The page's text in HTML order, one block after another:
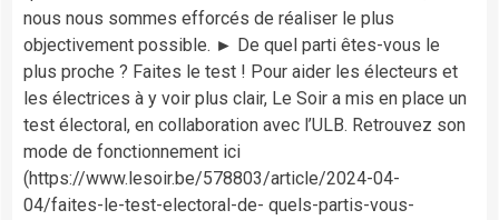
nous nous sommes efforcés de réaliser le plus
objectivement possible. ► De quel parti êtes-vous le
plus proche ? Faites le test ! Pour aider les électeurs et
les électrices à y voir plus clair, Le Soir a mis en place un
test électoral, en collaboration avec l’ULB. Retrouvez son
mode de fonctionnement ici
(https://www.lesoir.be/578803/article/2024-04-
04/faites-le-test-electoral-de- quels-partis-vous-